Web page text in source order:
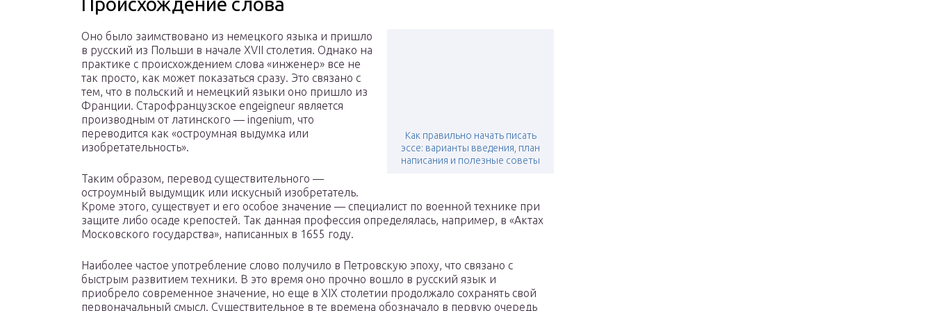
Как правильно начать писать
эссе: варианты введения, план
написания и полезные советы
Оно было заимствовано из немецкого языка и пришло
в русский из Польши в начале XVII столетия. Однако на
практике с происхождением слова «инженер» все не
так просто, как может показаться сразу. Это связано с
тем, что в польский и немецкий языки оно пришло из
Франции. Старофранцузское engeigneur является
производным от латинского — ingenium, что
переводится как «остроумная выдумка или
изобретательность».
Таким образом, перевод существительного —
остроумный выдумщик или искусный изобретатель.
Кроме этого, существует и его особое значение — специалист по военной технике при
защите либо осаде крепостей. Так данная профессия определялась, например, в «Актах
Московского государства», написанных в 1655 году.
Наиболее частое употребление слово получило в Петровскую эпоху, что связано с
быстрым развитием техники. В это время оно прочно вошло в русский язык и
приобрело современное значение, но еще в XIX столетии продолжало сохранять свой
первоначальный смысл. Существительное в те времена обозначало в первую очередь